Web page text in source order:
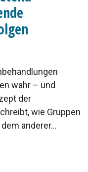
wahr – und
der
wie Gruppen
anderer...